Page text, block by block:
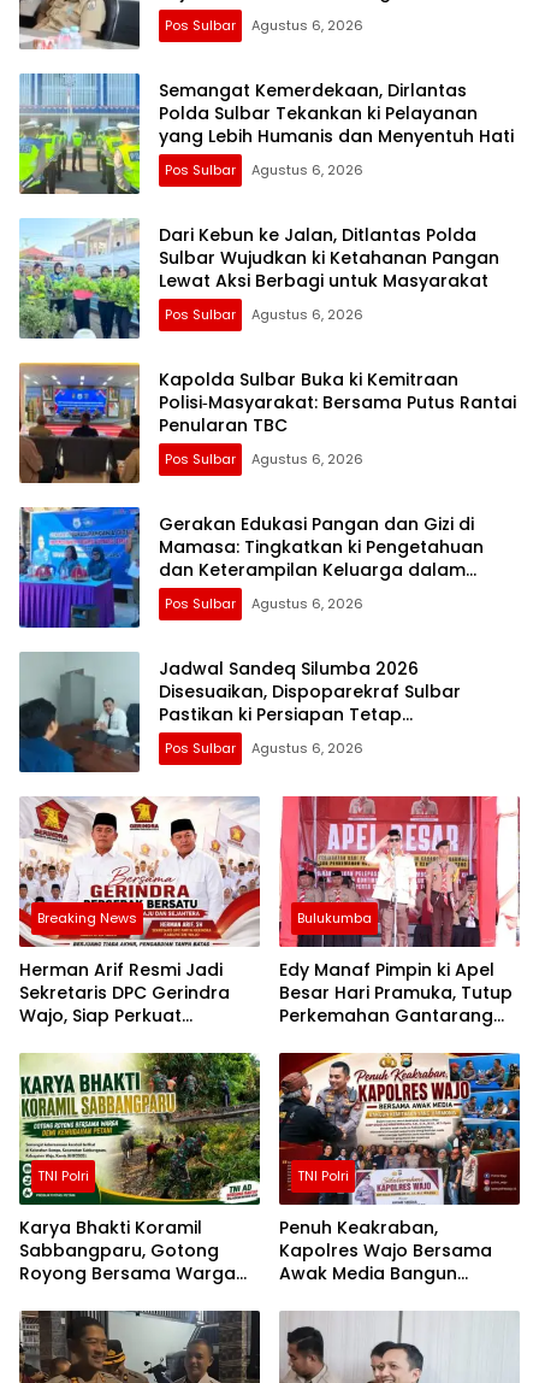
Pos Sulbar Agustus 6, 2026
Semangat Kemerdekaan, Dirlantas
Polda Sulbar Tekankan ki Pelayanan
yang Lebih Humanis dan Menyentuh Hati
Pos Sulbar Agustus 6, 2026
Dari Kebun ke Jalan, Ditlantas Polda
Sulbar Wujudkan ki Ketahanan Pangan
Lewat Aksi Berbagi untuk Masyarakat
Pos Sulbar Agustus 6, 2026
Kapolda Sulbar Buka ki Kemitraan
Polisi‑Masyarakat: Bersama Putus Rantai
Penularan TBC
Pos Sulbar Agustus 6, 2026
Gerakan Edukasi Pangan dan Gizi di
Mamasa: Tingkatkan ki Pengetahuan
dan Keterampilan Keluarga dalam
Pemenuhan Gizi
Pos Sulbar Agustus 6, 2026
Jadwal Sandeq Silumba 2026
Disesuaikan, Dispoparekraf Sulbar
Pastikan ki Persiapan Tetap
Dimatangkan
Pos Sulbar Agustus 6, 2026
Breaking News
Herman Arif Resmi Jadi
Sekretaris DPC Gerindra
Wajo, Siap Perkuat
Bulukumba
Edy Manaf Pimpin ki Apel
Besar Hari Pramuka, Tutup
Perkemahan Gantarang
Jamnas XII 2026
TNI Polri
Karya Bhakti Koramil
Sabbangparu, Gotong
Royong Bersama Warga
TNI Polri
Penuh Keakraban,
Kapolres Wajo Bersama
Awak Media Bangun